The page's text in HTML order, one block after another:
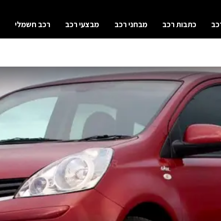
כתבות רכב מבחני רכב מבצעי רכב רכב חשמלי